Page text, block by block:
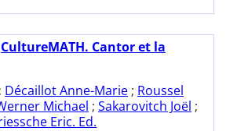
CultureMATH. Cantor et la
Décaillot Anne-Marie ; Roussel
Michael ; Sakarovitch Joël ;
Eric. Ed.